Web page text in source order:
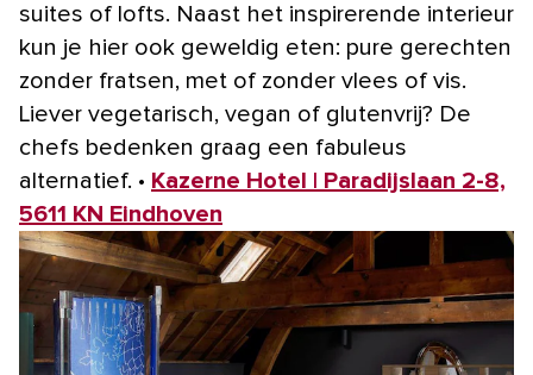
suites of lofts. Naast het inspirerende interieur
kun je hier ook geweldig eten: pure gerechten
zonder fratsen, met of zonder vlees of vis.
Liever vegetarisch, vegan of glutenvrij? De
chefs bedenken graag een fabuleus
alternatief. • Kazerne Hotel | Paradijslaan 2-8,
5611 KN Eindhoven